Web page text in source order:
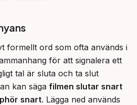
formellt ord som ofta används i
för att signalera ett
tal är sluta och ta slut
kan säga filmen slutar snart
snart. Lägga ned används